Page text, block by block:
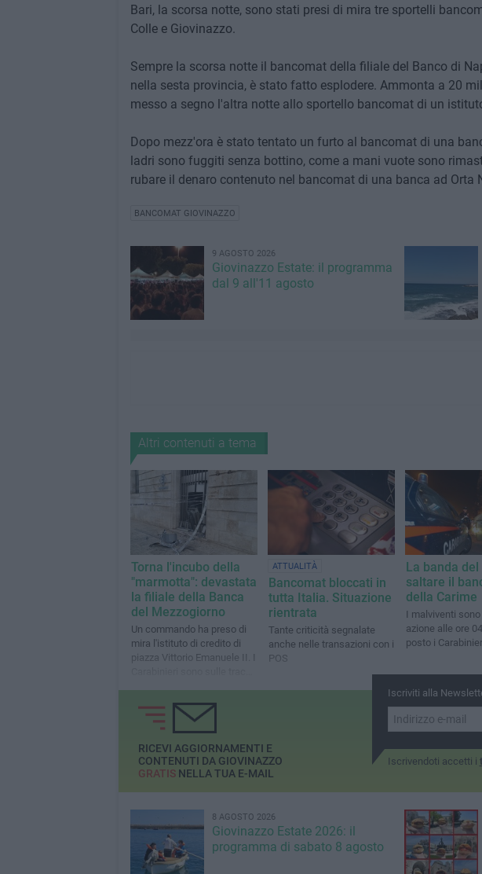
Bari, la scorsa notte, sono stati presi di mira tre sportelli
Colle e Giovinazzo.
Sempre la scorsa notte il bancomat della filiale del Banco di
nella sesta provincia, è stato fatto esplodere. Ammonta a 20
messo a segno l'altra notte allo sportello bancomat di un
Dopo mezz'ora è stato tentato un furto al bancomat di una
ladri sono fuggiti senza bottino, come a mani vuote sono
rubare il denaro contenuto nel bancomat di una banca ad Orta
BANCOMAT GIOVINAZZO
9 AGOSTO 2026
Giovinazzo Estate: il programma
dal 9 all'11 agosto
Altri contenuti a tema
Torna l'incubo della
"marmotta": devastata
la filiale della Banca
del Mezzogiorno
Un commando ha preso di
mira l'istituto di credito di
piazza Vittorio Emanuele II. I
ATTUALITÀ
Bancomat bloccati in
tutta Italia. Situazione
rientrata
Tante criticità segnalate
anche nelle transazioni con i
POS
La banda
saltare il
della Carime
I malviventi
azione alle ore
posto i
Iscriviti alla
Iscrivendoti accetti i
RICEVI AGGIORNAMENTI E
CONTENUTI DA GIOVINAZZO
GRATISNELLA TUA E-MAIL
8 AGOSTO 2026
Giovinazzo Estate 2026: il
programma di sabato 8 agosto